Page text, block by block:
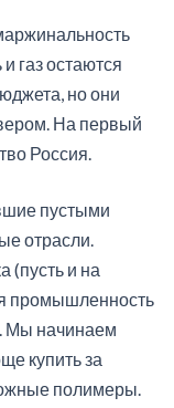
газ остаются
но они
На первый
Россия.
пустыми
отрасли.
(пусть и на
промышленность
Мы начинаем
купить за
полимеры.